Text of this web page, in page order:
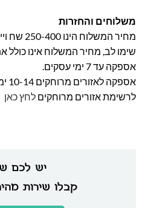
יש לכם
קבלו שירות
משלוחים והחזרות
מחיר המשלוח הינו 250-400 שח וייקבע על פי אזור מגוריכם.
שימו לב, מחיר המשלוח אינו
אספקה עד 7 ימי עסקים.
אספקה לאזורים מרוחקים 10-14 ימי עסקים
לרשימת אזורים מרוחקים לחץ כאן